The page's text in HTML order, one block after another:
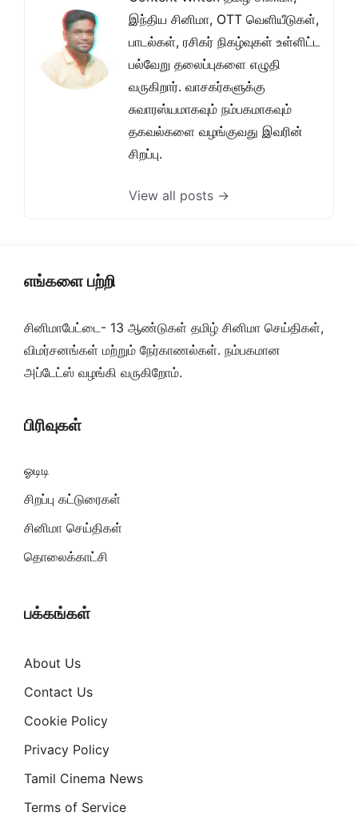
இந்திய சினிமா, OTT வெளியீடுகள்,
பாடல்கள், ரசிகர் நிகழ்வுகள் உள்ளிட்ட
பல்வேறு தலைப்புகளை எழுதி
வருகிறார். வாசகர்களுக்கு
சுவாரஸ்யமாகவும் நம்பகமாகவும்
தகவல்களை வழங்குவது இவரின்
சிறப்பு.
View all posts →
எங்களை பற்றி
சினிமாபேட்டை- 13 ஆண்டுகள் தமிழ் சினிமா செய்திகள்,
விமர்சனங்கள் மற்றும் நேர்காணல்கள். நம்பகமான
அப்டேட்ஸ் வழங்கி வருகிறோம்.
பிரிவுகள்
ஓடிடி
சிறப்பு கட்டுரைகள்
சினிமா செய்திகள்
தொலைக்காட்சி
பக்கங்கள்
About Us
Contact Us
Cookie Policy
Privacy Policy
Tamil Cinema News
Terms of Service